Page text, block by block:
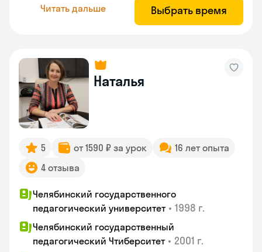
Читать дальше Выбрать время
Наталья
5 от 1590 ₽ за урок
16 лет опыта
4 отзыва
Челябинский государственного
педагогический университет • 1998 г.
Челябинский государственный
педагогический Чтиберситет • 2001 г.